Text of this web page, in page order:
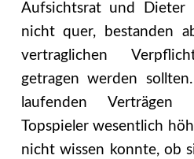
Aufsichtsrat und Dieter
nicht quer, bestanden
vertraglichen
getragen werden
laufenden Verträgen
Topspieler wesentlich
nicht wissen konnte, ob